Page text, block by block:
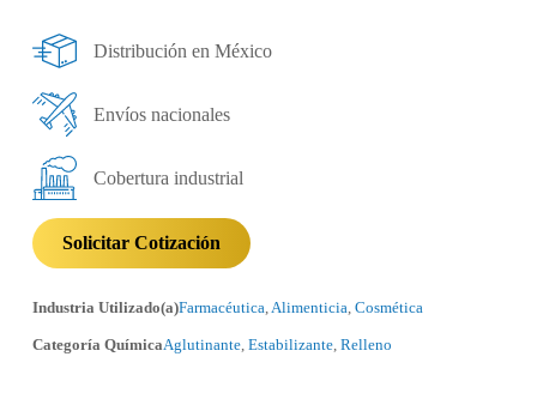
Distribución en México
Envíos nacionales
Cobertura industrial
Solicitar Cotización
Industria Utilizado(a)Farmacéutica,Alimenticia, Cosmética
Categoría QuímicaAglutinante, Estabilizante, Relleno